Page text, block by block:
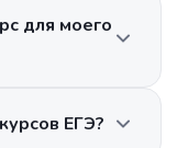
для моего
ЕГЭ?